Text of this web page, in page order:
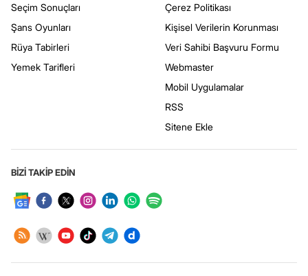
Seçim Sonuçları
Şans Oyunları
Rüya Tabirleri
Yemek Tarifleri
Çerez Politikası
Kişisel Verilerin Korunması
Veri Sahibi Başvuru Formu
Webmaster
Mobil Uygulamalar
RSS
Sitene Ekle
BİZİ TAKİP EDİN